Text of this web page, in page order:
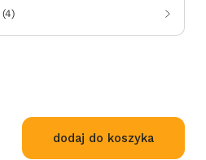
(4)
dodaj do koszyka